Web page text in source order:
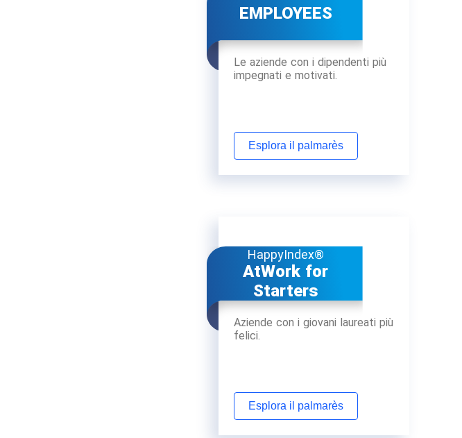
EMPLOYEES
Le aziende con i dipendenti più
impegnati e motivati.
Esplora il palmarès
HappyIndex®
AtWork for
Starters
Aziende con i giovani laureati più
felici.
Esplora il palmarès